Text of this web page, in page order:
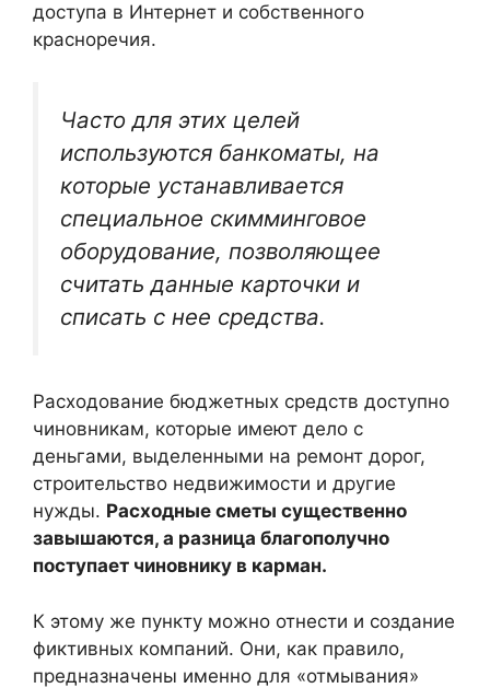
доступа в Интернет и собственного
красноречия.
Часто для этих целей
используются банкоматы, на
которые устанавливается
специальное скимминговое
оборудование, позволяющее
считать данные карточки и
списать с нее средства.
Расходование бюджетных средств доступно
чиновникам, которые имеют дело с
деньгами, выделенными на ремонт дорог,
строительство недвижимости и другие
нужды. Расходные сметы существенно
завышаются, а разница благополучно
поступает чиновнику в карман.
К этому же пункту можно отнести и создание
фиктивных компаний. Они, как правило,
предназначены именно для «отмывания»